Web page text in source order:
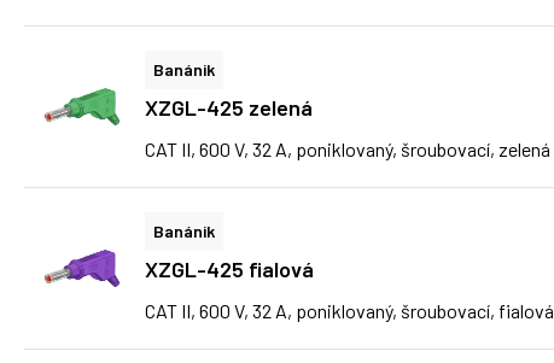
Banánik
XZGL-425 zelená
CAT II, 600 V, 32 A, poniklovaný, šroubovací, zelená
Banánik
XZGL-425 fialová
CAT II, 600 V, 32 A, poniklovaný, šroubovací, fialová